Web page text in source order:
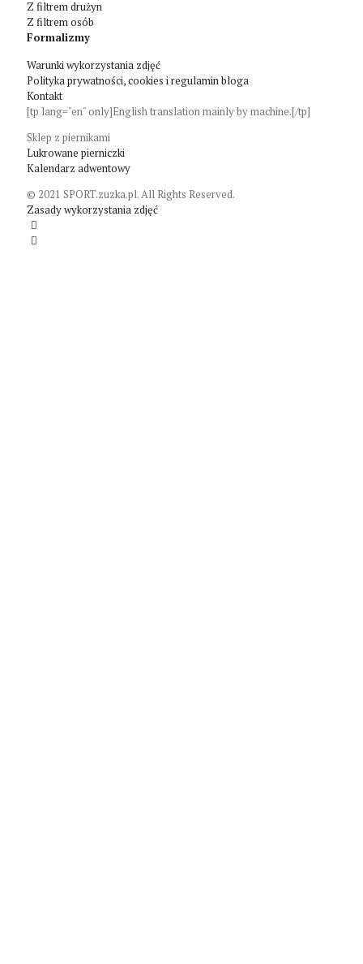
Z filtrem drużyn
Z filtrem osób
Formalizmy
Warunki wykorzystania zdjęć
Polityka prywatności, cookies i regulamin bloga
Kontakt
[tp lang="en" only]English translation mainly by machine.[/tp]
Sklep z piernikami
Lukrowane pierniczki
Kalendarz adwentowy
© 2021 SPORT.zuzka.pl. All Rights Reserved.
Zasady wykorzystania zdjęć